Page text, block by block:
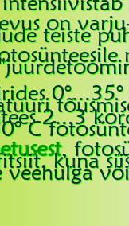
on
teiste
2...3
C
,
kuna